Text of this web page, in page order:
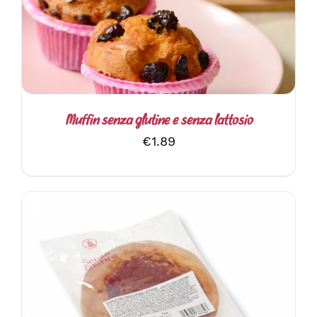
HA
PIÙ
VARIANTI.
LE
OPZIONI
POSSONO
SCELTE
PAGINA
Muffin senza glutine e senza lattosio
€1.89
AGGIUNGI AL CARRELLO / DETTAGLI